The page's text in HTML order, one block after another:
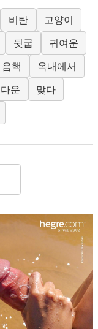
비탄
고양이
뒷굽
귀여운
음핵
옥내에서
운
맞다